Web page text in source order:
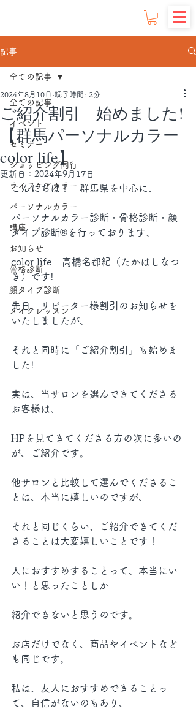
記事
全ての記事
イベント
セミナー
ショッピング同行
ライフケアカラー
パーソナルカラー
講座
お知らせ
骨格診断
顔タイプ診断
メイクレッスン
全ての記事
ご紹介割引 始めました!
【群馬パーソナルカラー
color life】
2024年8月10日 読了時間: 2分
更新日： 2024年9月17日
こんにちは！　群馬県を中心に、
パーソナルカラー診断・骨格診断・顔
タイプ診断®︎を行っております、
color life　高橋名都紀（たかはしなつ
き）です!
先日、リピーター様割引のお知らせを
いたしましたが、
それと同時に「ご紹介割引」も始めま
した!
実は、当サロンを選んできてくださる
お客様は、
HPを見てきてくださる方の次に多いの
が、ご紹介です。
他サロンと比較して選んでくださるこ
とは、本当に嬉しいのですが、
それと同じくらい、ご紹介できてくだ
さることは大変嬉しいことです！
人におすすめすることって、本当にい
い！と思ったことしか
紹介できないと思うのです。
お店だけでなく、商品やイベントなど
も同じです。
私は、友人におすすめできることっ
て、自信がないのもあり、